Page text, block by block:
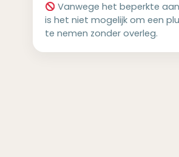
Vanwege het beperkte
is het niet mogelijk om een
te nemen zonder overleg.